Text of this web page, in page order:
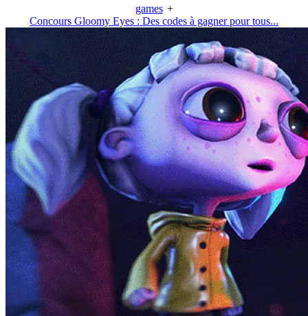
games +
Concours Gloomy Eyes : Des codes à gagner pour tous...